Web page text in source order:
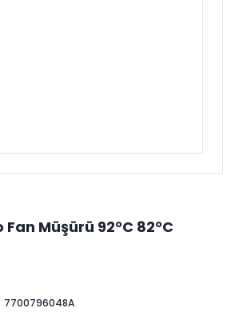
Fan Müşürü 92°C 82°C
7700796048A